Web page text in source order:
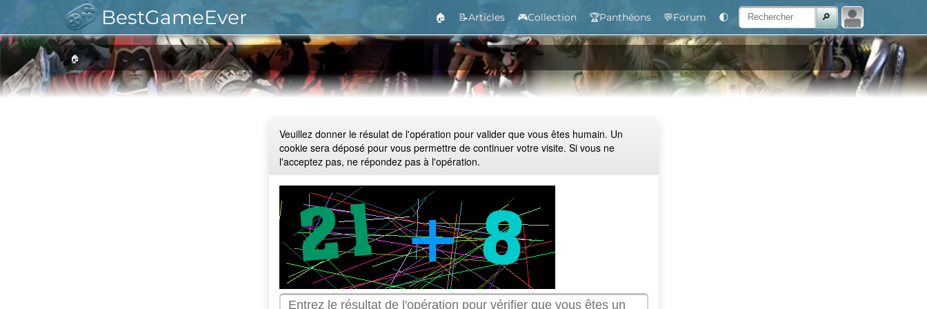
BestGameEver 🏠 📝Articles 🎮Collection 🏆Panthéons 💬Forum 🌓
🏠
Veuillez donner le résulat de l'opération pour valider que vous êtes humain. Un
cookie sera déposé pour vous permettre de continuer votre visite. Si vous ne
l'acceptez pas, ne répondez pas à l'opération.